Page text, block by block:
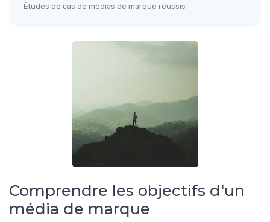
Études de cas de médias de marque réussis
Comprendre les objectifs d'un
média de marque